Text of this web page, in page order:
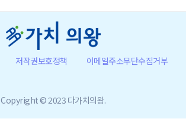
저작권보호정책
이메일주소무단수집거부
Copyright © 2023 다가치의왕.